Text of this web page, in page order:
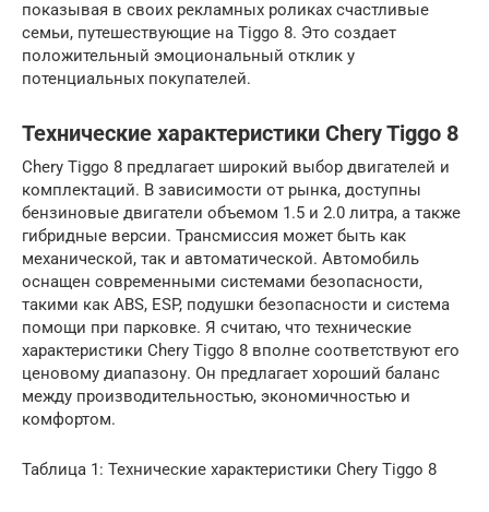
показывая в своих рекламных роликах счастливые
семьи, путешествующие на Tiggo 8. Это создает
положительный эмоциональный отклик у
потенциальных покупателей.
Технические характеристики Chery Tiggo 8
Chery Tiggo 8 предлагает широкий выбор двигателей и
комплектаций. В зависимости от рынка, доступны
бензиновые двигатели объемом 1.5 и 2.0 литра, а также
гибридные версии. Трансмиссия может быть как
механической, так и автоматической. Автомобиль
оснащен современными системами безопасности,
такими как ABS, ESP, подушки безопасности и система
помощи при парковке. Я считаю, что технические
характеристики Chery Tiggo 8 вполне соответствуют его
ценовому диапазону. Он предлагает хороший баланс
между производительностью, экономичностью и
комфортом.
Таблица 1: Технические характеристики Chery Tiggo 8